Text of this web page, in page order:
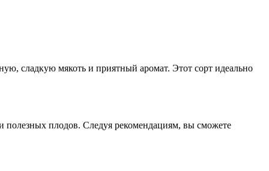
сладкую мякоть и приятный аромат. Этот сорт идеально
плодов. Следуя рекомендациям, вы сможете